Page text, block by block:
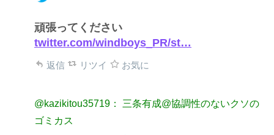
頑張ってください
twitter.com/windboys_PR/st…
返信 リツイ お気に
@kazikitou35719： 三条有成@協調性のないクソの
ゴミカス